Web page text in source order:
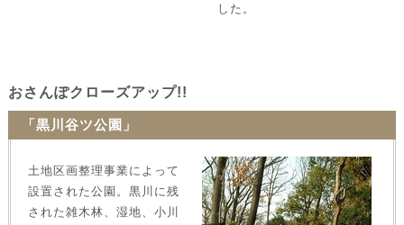
した。
おさんぽクローズアップ!!
「黒川谷ツ公園」
土地区画整理事業によって
設置された公園。黒川に残
された雑木林、湿地、小川